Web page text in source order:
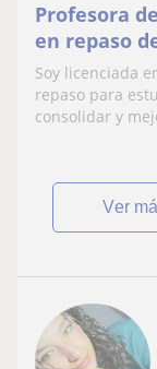
Profesora
en repaso
primaria,
Soy licenciada
repaso para
consolidar y
ver